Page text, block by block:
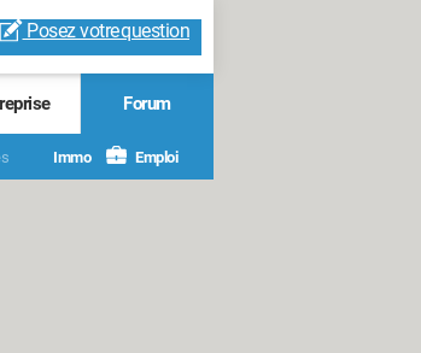
Posez votrequestion
Forum
Immo Emploi